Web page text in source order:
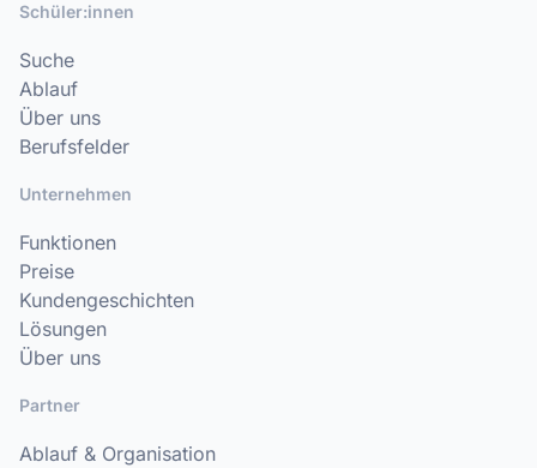
Schüler:innen
Suche
Ablauf
Über uns
Berufsfelder
Unternehmen
Funktionen
Preise
Kundengeschichten
Lösungen
Über uns
Partner
Ablauf & Organisation